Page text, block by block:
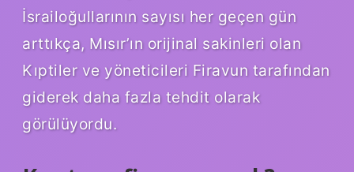
İsrailoğullarının sayısı her geçen gün
arttıkça, Mısır’ın orijinal sakinleri olan
Kıptiler ve yöneticileri Firavun tarafından
giderek daha fazla tehdit olarak
görülüyordu.